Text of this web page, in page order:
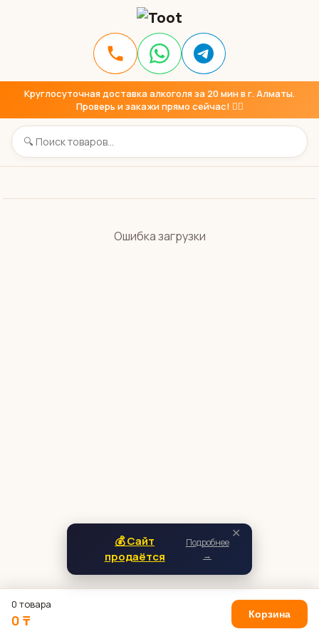
Круглосуточная доставка алкоголя за 20 мин в г. Алматы.
Проверь и закажи прямо сейчас! 👇🏼
Ошибка загрузки
✕
💰 Сайт
продаётся
Подробнее
→
0 товара
0 ₸ Корзина